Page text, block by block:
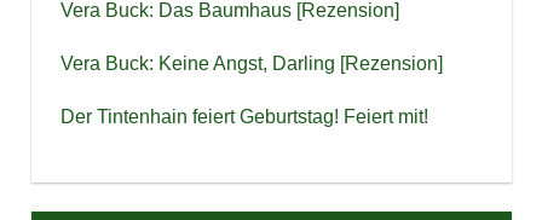
Vera Buck: Das Baumhaus [Rezension]
Vera Buck: Keine Angst, Darling [Rezension]
Der Tintenhain feiert Geburtstag! Feiert mit!